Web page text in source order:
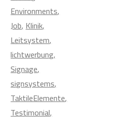
Environments
Job Klinik
Leitsystem
lichtwerbung
Signage
signsystems
TaktileElemente
Testimonial